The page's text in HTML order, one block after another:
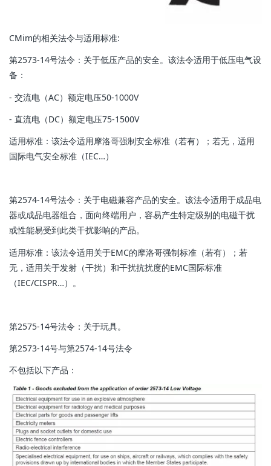
CMim的相关法令与适用标准:
第2573-14号法令：关于低压产品的安全。该法令适用于低压电气设
备：
- 交流电（AC）额定电压50-1000V
- 直流电（DC）额定电压75-1500V
适用标准：该法令适用摩洛哥强制安全标准（若有）；若无，适用
国际电气安全标准（IEC…）
第2574-14号法令：关于电磁兼容产品的安全。该法令适用于成品电
器或成品电器组合，面向终端用户，容易产生特定级别的电磁干扰
或性能易受到此类干扰影响的产品。
适用标准：该法令适用关于EMC的摩洛哥强制标准（若有）；若
无，适用关于发射（干扰）和干扰抗扰度的EMC国际标准
（IEC/CISPR…）。
第2575-14号法令：关于玩具。
第2573-14号与第2574-14号法令
不包括以下产品：